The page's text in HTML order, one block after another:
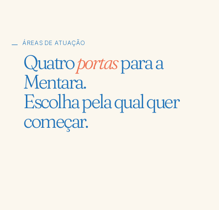
ÁREAS DE ATUAÇÃO
Quatroportaspara a
Mentara.
Escolha pela qual quer
começar.